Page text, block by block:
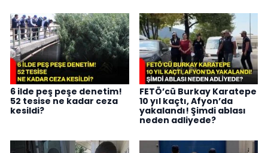
6 ilde peş peşe denetim!
52 tesise ne kadar ceza
kesildi?
FETÖ’cü Burkay Karatepe
10 yıl kaçtı, Afyon’da
yakalandı! Şimdi ablası
neden adliyede?